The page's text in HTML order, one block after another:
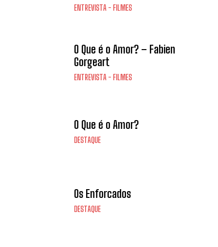
ENTREVISTA - FILMES
O Que é o Amor? – Fabien
Gorgeart
ENTREVISTA - FILMES
O Que é o Amor?
DESTAQUE
Os Enforcados
DESTAQUE